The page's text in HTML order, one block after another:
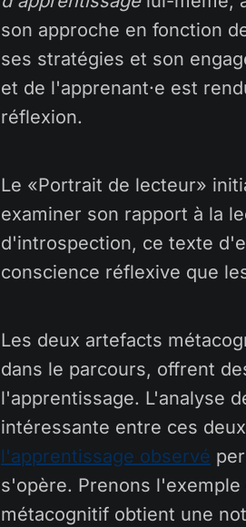
son approche en fonction
ses stratégies et son
et de l'apprenant·e est
réflexion.
Le «Portrait de lecteur»
examiner son rapport à la
d'introspection, ce texte
conscience réflexive que
Les deux artefacts
dans le parcours, offrent
l'apprentissage. L'analyse
intéressante entre ces
l'apprentissage observé
s'opère. Prenons
métacognitif obtient une